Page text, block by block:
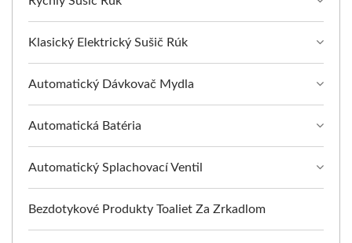
Klasický Elektrický Sušič Rúk
Automatický Dávkovač Mydla
Automatická Batéria
Automatický Splachovací Ventil
Bezdotykové Produkty Toaliet Za Zrkadlom